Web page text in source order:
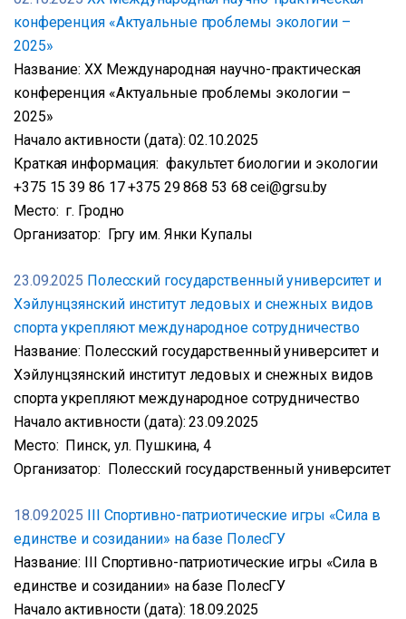
конференция «Актуальные проблемы экологии –
2025»
Название: XX Международная научно-практическая
конференция «Актуальные проблемы экологии –
2025»
Начало активности (дата): 02.10.2025
Краткая информация: факультет биологии и экологии
+375 15 39 86 17 +375 29 868 53 68 cei@grsu.by
Место: г. Гродно
Организатор: Гргу им. Янки Купалы
23.09.2025 Полесский государственный университет и
Хэйлунцзянский институт ледовых и снежных видов
спорта укрепляют международное сотрудничество
Название: Полесский государственный университет и
Хэйлунцзянский институт ледовых и снежных видов
спорта укрепляют международное сотрудничество
Начало активности (дата): 23.09.2025
Место: Пинск, ул. Пушкина, 4
Организатор: Полесский государственный университет
18.09.2025 III Спортивно-патриотические игры «Сила в
единстве и созидании» на базе ПолесГУ
Название: III Спортивно-патриотические игры «Сила в
единстве и созидании» на базе ПолесГУ
Начало активности (дата): 18.09.2025